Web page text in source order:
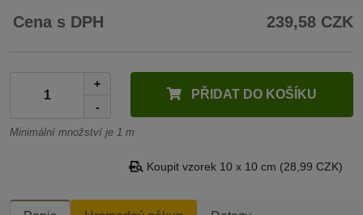
Cena s DPH 239,58 CZK
+
-
PŘIDAT DO KOŠÍKU
Minimální množství je 1 m
Koupit vzorek 10 x 10 cm (28,99 CZK)